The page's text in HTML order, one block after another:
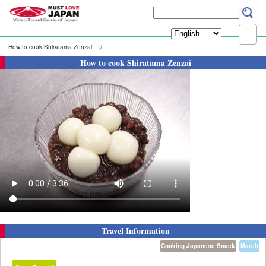
How to cook Shiratama Zenzai
How to cook Shiratama Zenzai
Travel Information
March
Cooking Japanese Snack